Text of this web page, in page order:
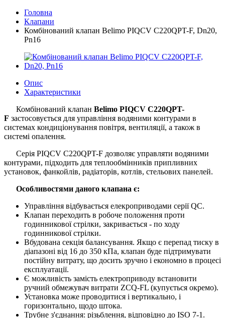
Головна
Клапани
Комбінований клапан Belimo PIQCV C220QPT-F, Dn20,
Pn16
Опис
Характеристики
Комбінований клапан Belimo PIQCV C220QPT-
F застосовується для управління водяними контурами в
системах кондиціонування повітря, вентиляції, а також в
системі опалення.
Серія PIQCV C220QPT-F дозволяє управляти водяними
контурами, підходить для теплообмінників припливних
установок, фанкойлів, радіаторів, котлів, стельових панелей.
Особливостями даного клапана є:
Управління відбувається елекроприводами серії QC.
Клапан переходить в робоче положення проти
годинникової стрілки, закривається - по ходу
годинникової стрілки.
Вбудована секція балансування. Якщо є перепад тиску в
діапазоні від 16 до 350 кПа, клапан буде підтримувати
постійну витрату, що досить зручно і економно в процесі
експлуатації.
Є можливість замість електроприводу встановити
ручний обмежувач витрати ZCQ-FL (купується окремо).
Установка може проводитися і вертикально, і
горизонтально, щодо штока.
Трубне з'єднання: різьблення, відповідно до ISO 7-1.